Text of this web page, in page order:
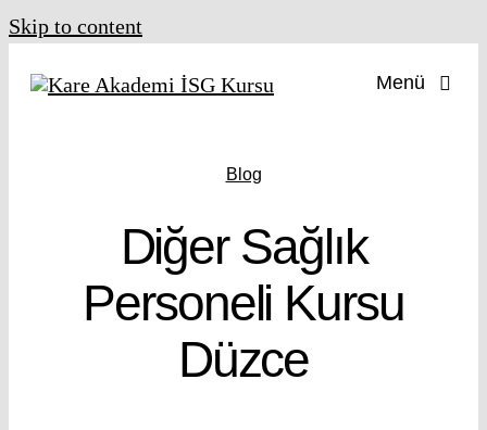
Skip to content
Menü
Blog
Diğer Sağlık
Personeli Kursu
Düzce